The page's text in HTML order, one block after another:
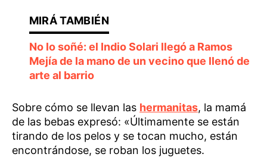
No lo soñé: el Indio Solari llegó a Ramos
Mejía de la mano de un vecino que llenó de
arte al barrio
Sobre cómo se llevan las hermanitas, la mamá
de las bebas expresó: «Últimamente se están
tirando de los pelos y se tocan mucho, están
encontrándose, se roban los juguetes.